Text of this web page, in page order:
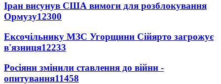
Іран висунув США вимоги для розблокування
Ормузу12300
Ексочільнику МЗС Угорщини Сійярто загрожує
в'язниця12233
Росіяни змінили ставлення до війни -
опитування11458